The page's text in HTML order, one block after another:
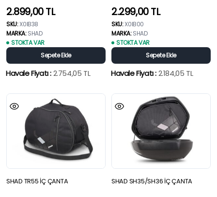
2.899,00TL
SKU:X0IB38
MARKA:SHAD
STOKTA VAR
Sepete Ekle
Havale Fiyatı :2.754,05 TL
2.299,00TL
SKU:X0IB00
MARKA:SHAD
STOKTA VAR
Sepete Ekle
Havale Fiyatı :2.184,05 TL
SHAD TR55 İÇ ÇANTA SHAD SH35/SH36 İÇ ÇANTA